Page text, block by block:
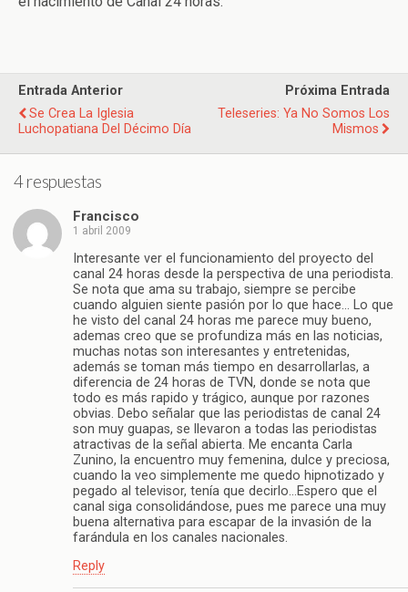
Entrada Anterior
Se Crea La Iglesia
Luchopatiana Del Décimo Día
Próxima Entrada
Teleseries: Ya No Somos Los
Mismos
4 respuestas
Francisco
1 abril 2009
Interesante ver el funcionamiento del proyecto del
canal 24 horas desde la perspectiva de una periodista.
Se nota que ama su trabajo, siempre se percibe
cuando alguien siente pasión por lo que hace… Lo que
he visto del canal 24 horas me parece muy bueno,
ademas creo que se profundiza más en las noticias,
muchas notas son interesantes y entretenidas,
además se toman más tiempo en desarrollarlas, a
diferencia de 24 horas de TVN, donde se nota que
todo es más rapido y trágico, aunque por razones
obvias. Debo señalar que las periodistas de canal 24
son muy guapas, se llevaron a todas las periodistas
atractivas de la señal abierta. Me encanta Carla
Zunino, la encuentro muy femenina, dulce y preciosa,
cuando la veo simplemente me quedo hipnotizado y
pegado al televisor, tenía que decirlo…Espero que el
canal siga consolidándose, pues me parece una muy
buena alternativa para escapar de la invasión de la
farándula en los canales nacionales.
Reply